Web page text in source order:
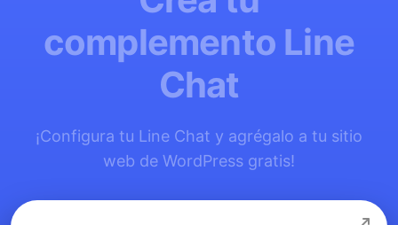
complemento Line
Chat
¡Configura tu Line Chat y agrégalo a tu sitio
web de WordPress gratis!